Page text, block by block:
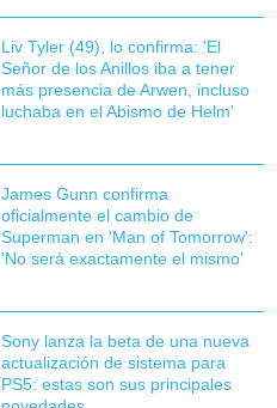
Liv Tyler (49), lo confirma: 'El
Señor de los Anillos iba a tener
más presencia de Arwen, incluso
luchaba en el Abismo de Helm'
James Gunn confirma
oficialmente el cambio de
Superman en 'Man of Tomorrow':
'No será exactamente el mismo'
Sony lanza la beta de una nueva
actualización de sistema para
PS5: estas son sus principales